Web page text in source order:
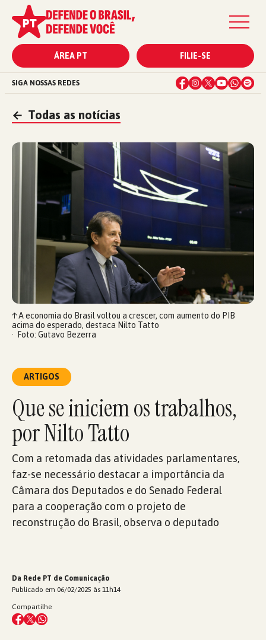
ÁREA PT FILIE-SE
SIGA NOSSAS REDES
← Todas as notícias
ARTIGOS
Que se iniciem os trabalhos,
por Nilto Tatto
Com a retomada das atividades parlamentares,
faz-se necessário destacar a importância da
Câmara dos Deputados e do Senado Federal
para a cooperação com o projeto de
reconstrução do Brasil, observa o deputado
↑A economia do Brasil voltou a crescer, com aumento do PIB
acima do esperado, destaca Nilto Tatto
Foto: Gutavo Bezerra
Da Rede PT de Comunicação
Publicado em 06/02/2025 às 11h14
Compartilhe